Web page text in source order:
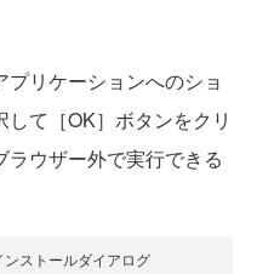
リケーションへのショ
て［OK］ボタンをクリ
ウザー外で実行できる
ストールダイアログ